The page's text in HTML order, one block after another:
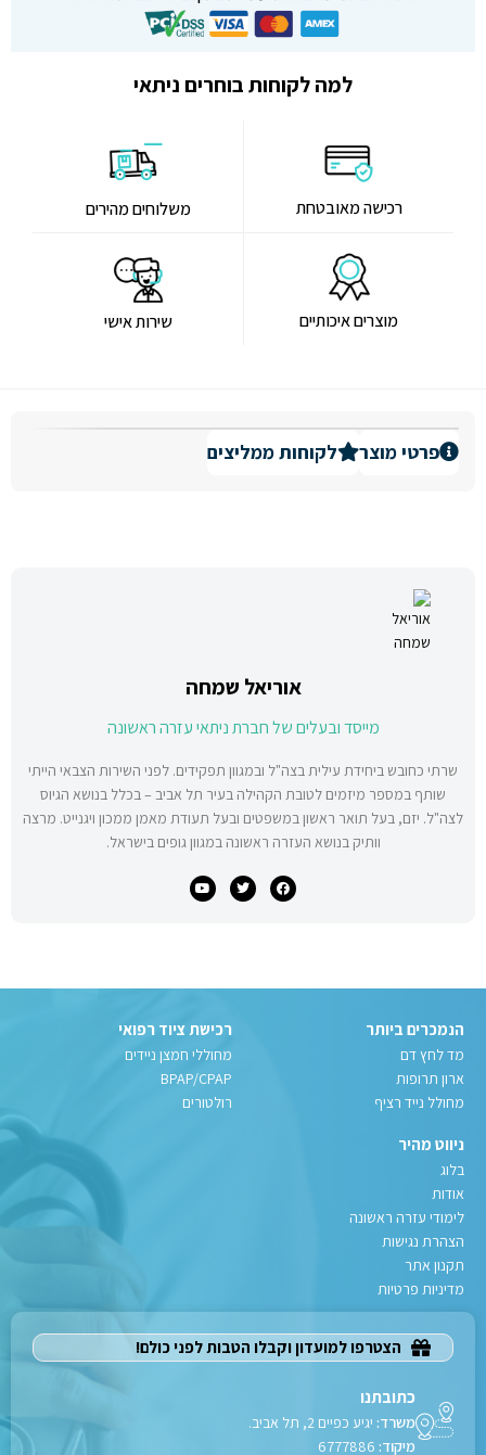
למה לקוחות בוחרים ניתאי
רכישה מאובטחת משלוחים מהירים
מוצרים איכותיים שירות אישי
פרטי מוצר לקוחות ממליצים
אוריאל שמחה
מייסד ובעלים של חברת ניתאי עזרה ראשונה
שרתי כחובש ביחידת עילית בצה"ל ובמגוון תפקידים. לפני השירות הצבאי הייתי
שותף במספר מיזמים לטובת הקהילה בעיר תל אביב – בכלל בנושא הגיוס
לצה"ל. יזם, בעל תואר ראשון במשפטים ובעל תעודת מאמן ממכון ויגנייט. מרצה
וותיק בנושא העזרה ראשונה במגוון גופים בישראל.
הנמכרים ביותר
מד לחץ דם
ארון תרופות
מחולל נייד רציף
רכישת ציוד רפואי
מחוללי חמצן ניידים
BPAP/CPAP
רולטורים
ניווט מהיר
בלוג
אודות
לימודי עזרה ראשונה
הצהרת נגישות
תקנון אתר
מדיניות פרטיות
הצטרפו למועדון וקבלו הטבות לפני כולם!
כתובתנו
משרד: יגיע כפיים 2, תל אביב.
מיקוד: